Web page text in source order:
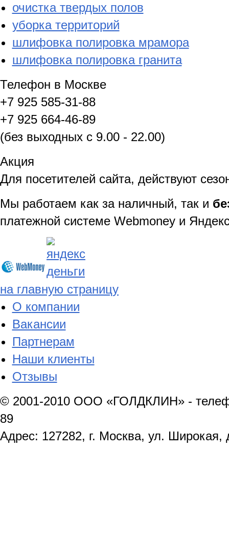
очистка твердых полов
уборка территорий
шлифовка полировка мрамора
шлифовка полировка гранита
Телефон в Москве
+7 925 585-31-88
+7 925 664-46-89
(без выходных с 9.00 - 22.00)
Акция
Для посетителей сайта, действуют
Мы работаем как за наличный, так и
платежной системе Webmoney и
на главную страницу
О компании
Вакансии
Партнерам
Наши клиенты
Отзывы
© 2001-2010 ООО «ГОЛДКЛИН» -
89
Адрес: 127282, г. Москва, ул. Широкая,